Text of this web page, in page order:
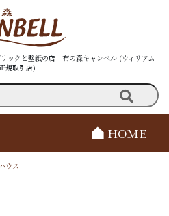
ックと壁紙の店 布の森キャンベル (ウィリアム
規取引店)
HOME
ウス